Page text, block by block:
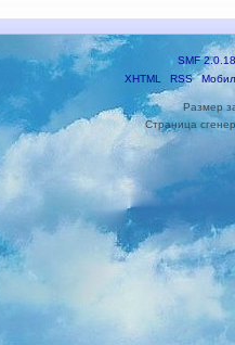
SMF 2.0.18
XHTML
RSS
Размер
Страница